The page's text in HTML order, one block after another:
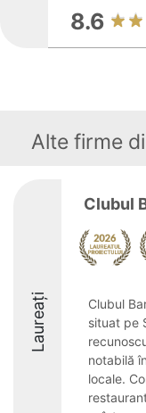
8.6
Alte firme
Laureați
Clubul
Clubul
situat pe
notabilă
locale.